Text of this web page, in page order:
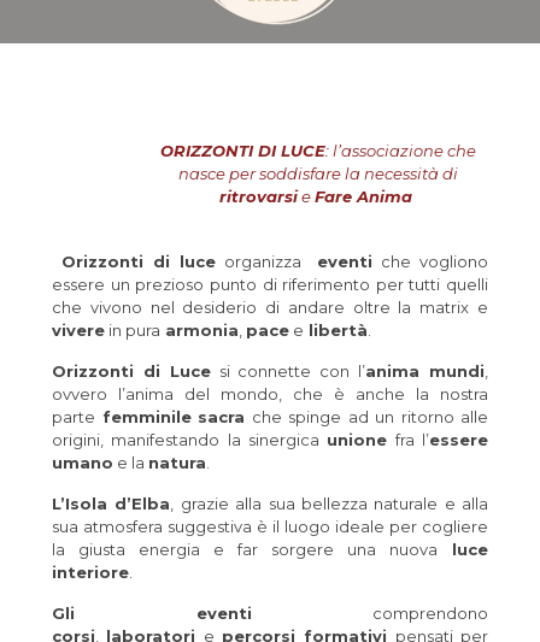
ORIZZONTI DI LUCE: l’associazione che
nasce per soddisfare la necessità di
ritrovarsieFare Anima
Orizzonti di luceorganizza eventi che vogliono
essere un prezioso punto di riferimento per tutti quelli
che vivono nel desiderio di andare oltre la matrix e
vivere in pura armonia pace e libertà
Orizzonti di Lucesi connette con l’anima mundi
ovvero l’anima del mondo, che è anche la nostra
parte femminile sacra che spinge ad un ritorno alle
origini, manifestando la sinergica unione fra l’essere
umano e la natura
L’Isola d’Elba , grazie alla sua bellezza naturale e alla
sua atmosfera suggestiva è il luogo ideale per cogliere
la giusta energia e far sorgere una nuova luce
interiore
Gli eventi comprendono
corsi
laboratori e percorsi formativi pensati per